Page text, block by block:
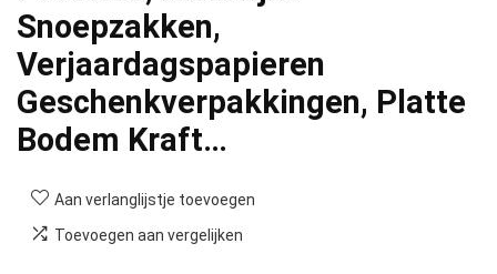
Snoepzakken,
Verjaardagspapieren
Geschenkverpakkingen, Platte
Bodem Kraft…
Aan verlanglijstje toevoegen
Toevoegen aan vergelijken